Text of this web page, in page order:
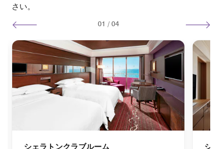
さい。
01 / 04
シェラトンクラブルーム シ